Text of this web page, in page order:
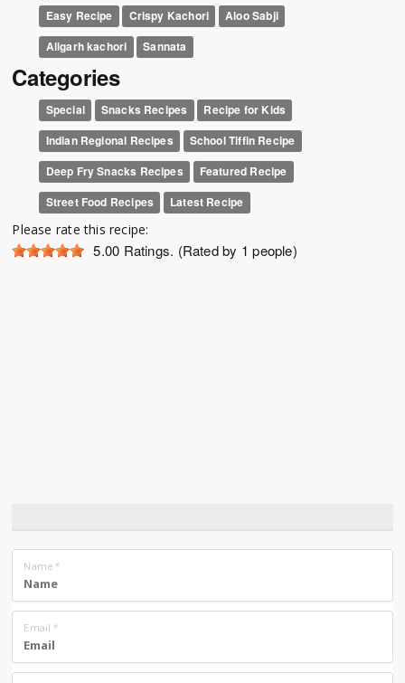
Easy Recipe Crispy Kachori
Aloo Sabji
Aligarh kachori
Sannata
Categories
Special Snacks Recipes
Recipe for Kids
Indian Regional Recipes
School Tiffin Recipe
Deep Fry Snacks Recipes
Featured Recipe
Street Food Recipes
Latest Recipe
Please rate this recipe:
5.00 Ratings. (Rated by 1 people)
Name *
Email *